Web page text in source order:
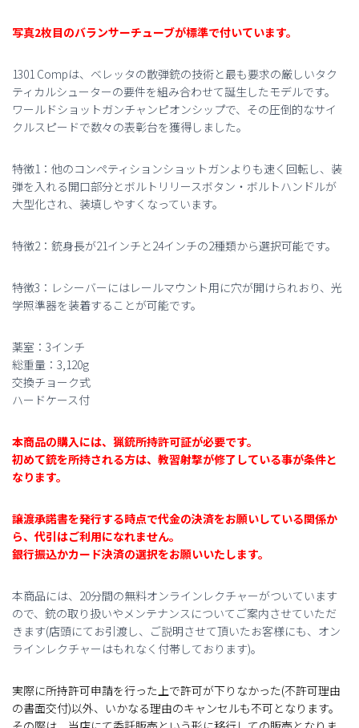
写真2枚目のバランサーチューブが標準で付いています。
1301 Compは、ベレッタの散弾銃の技術と最も要求の厳しいタク
ティカルシューターの要件を組み合わせて誕生したモデルです。
ワールドショットガンチャンピオンシップで、その圧倒的なサイ
クルスピードで数々の表彰台を獲得しました。
特徴1：他のコンペティションショットガンよりも速く回転し、装
弾を入れる開口部分とボルトリリースボタン・ボルトハンドルが
大型化され、装填しやすくなっています。
特徴2：銃身長が21インチと24インチの2種類から選択可能です。
特徴3：レシーバーにはレールマウント用に穴が開けられおり、光
学照準器を装着することが可能です。
薬室：3インチ
総重量：3,120g
交換チョーク式
ハードケース付
本商品の購入には、猟銃所持許可証が必要です。
初めて銃を所持される方は、教習射撃が修了している事が条件と
なります。
譲渡承諾書を発行する時点で代金の決済をお願いしている関係か
ら、代引はご利用になれません。
銀行振込かカード決済の選択をお願いいたします。
本商品には、20分間の無料オンラインレクチャーがついています
ので、銃の取り扱いやメンテナンスについてご案内させていただ
きます(店頭にてお引渡し、ご説明させて頂いたお客様にも、オン
ラインレクチャーはもれなく付帯しております)。
実際に所持許可申請を行った上で許可が下りなかった(不許可理由
の書面交付)以外、いかなる理由のキャンセルも不可となります。